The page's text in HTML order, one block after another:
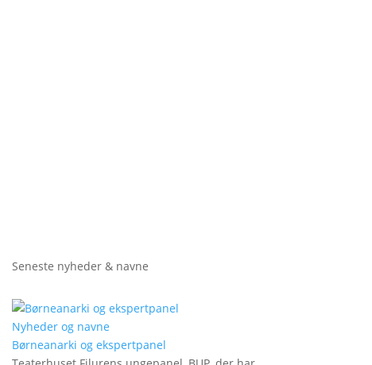
Seneste nyheder & navne
Nyheder og navne
Børneanarki og ekspertpanel